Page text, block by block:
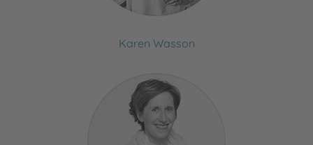
Karen Wasson